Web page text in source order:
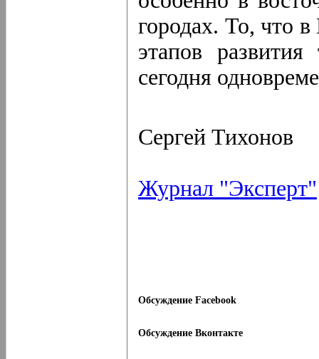
городах. То, что
этапов
сегодня
Сергей Тихонов
Журнал "Эксперт"
Обсуждение Facebook
Обсуждение Вконтакте